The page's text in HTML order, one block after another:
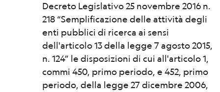
Decreto Legislativo 25 novembre 2016 n.
218 “Semplificazione delle attività degli
enti pubblici di ricerca ai sensi
dell'articolo 13 della legge 7 agosto 2015,
n. 124” le disposizioni di cui all'articolo 1,
commi 450, primo periodo, e 452, primo
periodo, della legge 27 dicembre 2006,